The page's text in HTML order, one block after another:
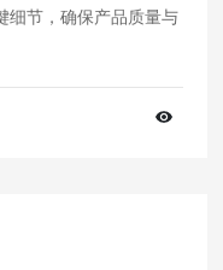
细节，确保产品质量与